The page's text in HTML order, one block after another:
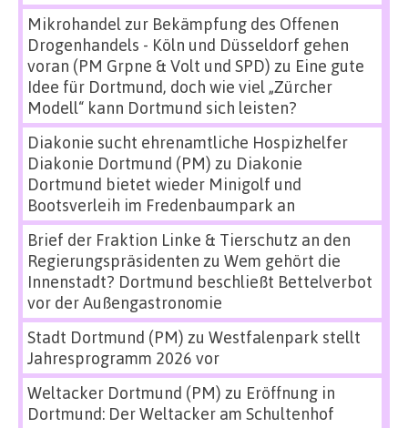
Mikrohandel zur Bekämpfung des Offenen
Drogenhandels - Köln und Düsseldorf gehen
voran (PM Grpne & Volt und SPD) zu Eine gute
Idee für Dortmund, doch wie viel „Zürcher
Modell“ kann Dortmund sich leisten?
Diakonie sucht ehrenamtliche Hospizhelfer
Diakonie Dortmund (PM) zu Diakonie
Dortmund bietet wieder Minigolf und
Bootsverleih im Fredenbaumpark an
Brief der Fraktion Linke & Tierschutz an den
Regierungspräsidenten zu Wem gehört die
Innenstadt? Dortmund beschließt Bettelverbot
vor der Außengastronomie
Stadt Dortmund (PM) zu Westfalenpark stellt
Jahresprogramm 2026 vor
Weltacker Dortmund (PM) zu Eröffnung in
Dortmund: Der Weltacker am Schultenhof